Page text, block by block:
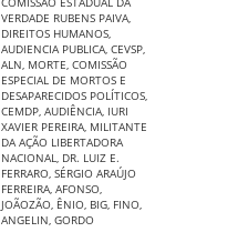
VERDADE RUBENS PAIVA,
DIREITOS HUMANOS,
AUDIENCIA PUBLICA, CEVSP,
ALN, MORTE, COMISSÃO
ESPECIAL DE MORTOS E
DESAPARECIDOS POLÍTICOS,
CEMDP, AUDIÊNCIA, IURI
XAVIER PEREIRA, MILITANTE
DA AÇÃO LIBERTADORA
NACIONAL, DR. LUIZ E.
FERRARO, SÉRGIO ARAÚJO
FERREIRA, AFONSO,
JOÃOZÃO, ÊNIO, BIG, FINO,
ANGELIN, GORDO